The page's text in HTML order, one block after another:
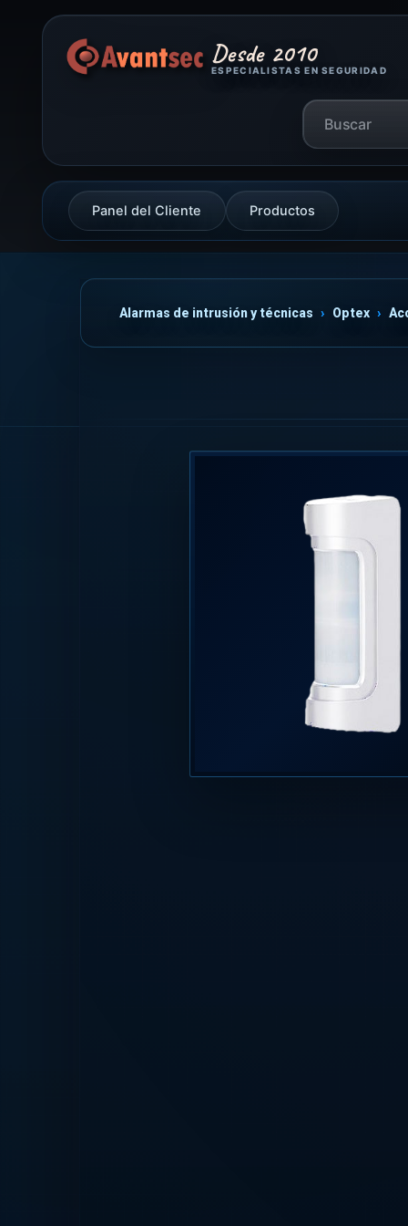
Desde 2010
ESPECIALISTAS EN SEGURIDAD
Panel del Cliente Productos
Alarmas de intrusión y técnicas Optex